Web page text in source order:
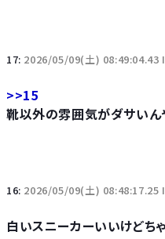
17: 2026/05/09(土) 08:49:04.43
>>15
靴以外の雰囲気がダサいん
16: 2026/05/09(土) 08:48:17.25
白いスニーカーいいけどち